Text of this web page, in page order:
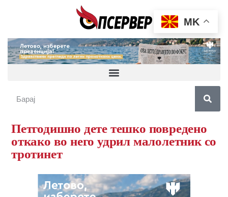
Петгодишно дете тешко повредено
откако во него удрил малолетник со
тротинет
MK